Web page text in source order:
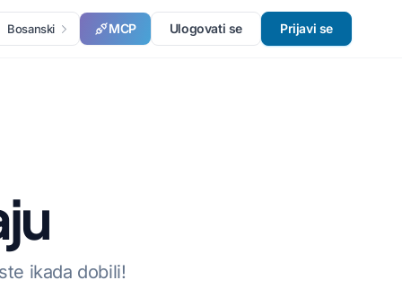
Bosanski MCP Ulogovati se Prijavi se
ikada dobili!